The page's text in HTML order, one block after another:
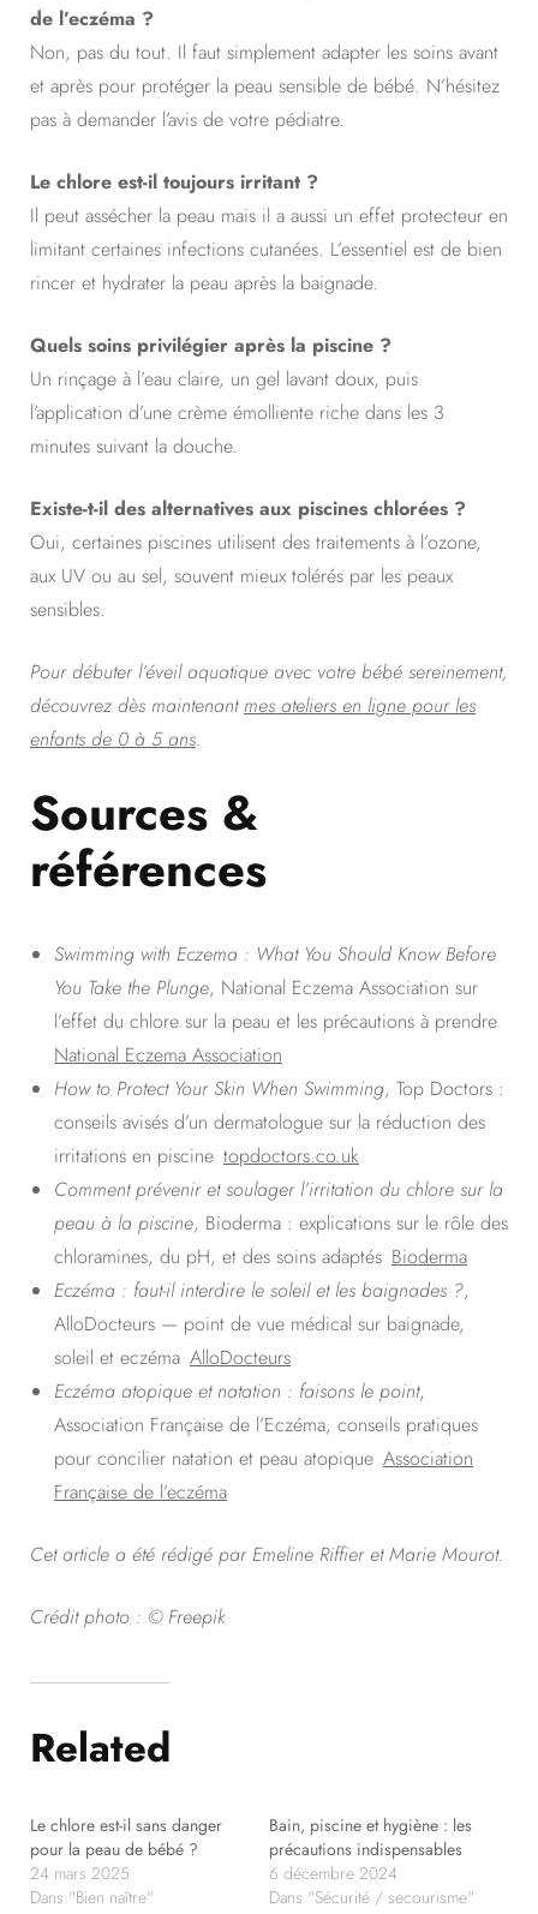
de l’eczéma ?
Non, pas du tout. Il faut simplement adapter les soins avant
et après pour protéger la peau sensible de bébé. N’hésitez
pas à demander l’avis de votre pédiatre.
Le chlore est-il toujours irritant ?
Il peut assécher la peau mais il a aussi un effet protecteur en
limitant certaines infections cutanées. L’essentiel est de bien
rincer et hydrater la peau après la baignade.
Quels soins privilégier après la piscine ?
Un rinçage à l’eau claire, un gel lavant doux, puis
l’application d’une crème émolliente riche dans les 3
minutes suivant la douche.
Existe-t-il des alternatives aux piscines chlorées ?
Oui, certaines piscines utilisent des traitements à l’ozone,
aux UV ou au sel, souvent mieux tolérés par les peaux
sensibles.
Pour débuter l’éveil aquatique avec votre bébé sereinement,
découvrez dès maintenant mes ateliers en ligne pour les
enfants de 0 à 5 ans.
Sources &
références
Swimming with Eczema : What You Should Know Before
You Take the Plunge, National Eczema Association sur
l’effet du chlore sur la peau et les précautions à prendre
National Eczema Association
How to Protect Your Skin When Swimming, Top Doctors :
conseils avisés d’un dermatologue sur la réduction des
irritations en piscine topdoctors.co.uk
Comment prévenir et soulager l’irritation du chlore sur la
peau à la piscine, Bioderma : explications sur le rôle des
chloramines, du pH, et des soins adaptés Bioderma
Eczéma : faut-il interdire le soleil et les baignades ?,
AlloDocteurs — point de vue médical sur baignade,
soleil et eczéma AlloDocteurs
Eczéma atopique et natation : faisons le point,
Association Française de l’Eczéma, conseils pratiques
pour concilier natation et peau atopique Association
Française de l’eczéma
Cet article a été rédigé par Emeline Riffier et Marie Mourot.
Crédit photo : © Freepik
Related
Le chlore est-il sans danger
pour la peau de bébé ?
24 mars 2025
Dans "Bien naître"
Bain, piscine et hygiène : les
précautions indispensables
6 décembre 2024
Dans "Sécurité / secourisme"